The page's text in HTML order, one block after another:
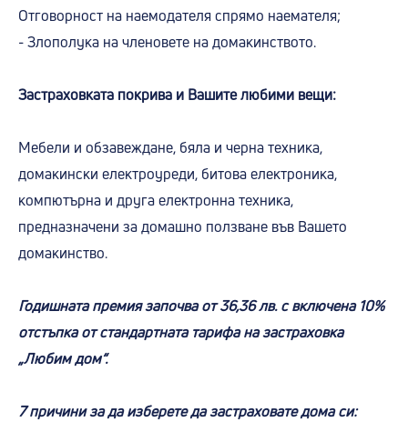
Отговорност на наемодателя спрямо наемателя;
- Злополука на членовете на домакинството.
Застраховката покрива и Вашите любими вещи:
Мебели и обзавеждане, бяла и черна техника,
домакински електроуреди, битова електроника,
компютърна и друга електронна техника,
предназначени за домашно ползване във Вашето
домакинство.
Годишната премия започва от 36,36 лв. с включена 10%
отстъпка от стандартната тарифа на застраховка
„Любим дом“.
7 причини за да изберете да застраховате дома си: